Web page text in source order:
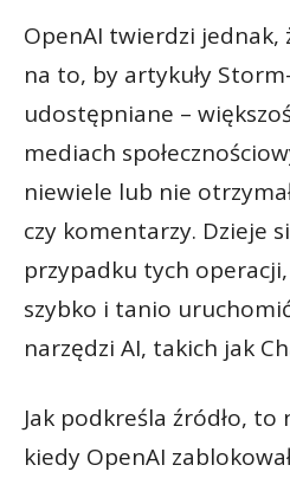
OpenAI twierdzi
na to, by artykuły
udostępniane –
mediach
niewiele lub nie
czy komentarzy. Dzieje
przypadku tych
szybko i tanio
narzędzi AI, takich jak
Jak podkreśla źródło, to
kiedy OpenAI